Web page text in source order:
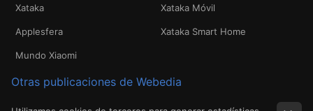
Xataka Xataka Móvil
Applesfera Xataka Smart Home
Mundo Xiaomi
Otras publicaciones de Webedia